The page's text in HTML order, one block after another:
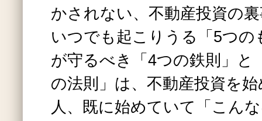
かされない、不動産投資の
いつでも起こりうる「5つの
が守るべき「4つの鉄則」と
の法則」は、不動産投資を
人、既に始めていて「こん